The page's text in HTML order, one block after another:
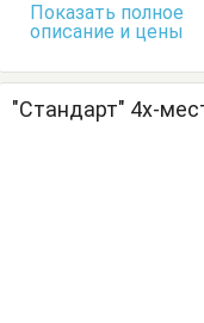
Показать полное
описание и цены
"Стандарт" 4х-